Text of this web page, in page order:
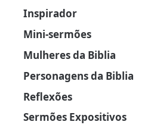
Inspirador
Mini-sermões
Mulheres da Biblia
Personagens da Biblia
Reflexões
Sermões Expositivos